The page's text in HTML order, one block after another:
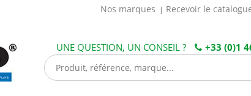
Nos marques Recevoir le
UNE QUESTION, UN CONSEIL ? +33 (0)1